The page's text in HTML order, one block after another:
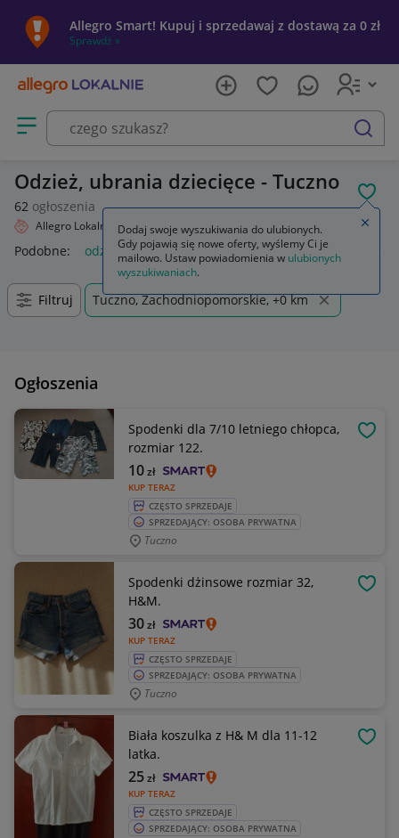
Allegro Smart! Kupuj i sprzedawaj z dostawą za 0 zł
Sprawdź »
Otwórz menu z kategoriami
szukaj
Odzież, ubrania dziecięce - Tuczno
62 ogłoszenia
Allegro Lokalnie Dziecko Odzież
Podobne: odzież odzież używana na kg odzież damska
Filtruj Tuczno, Zachodniopomorskie, +0 km
Ogłoszenia
Spodenki dla 7/10 letniego chłopca,
rozmiar 122.
KUP TERAZ
10zł
CZĘSTO SPRZEDAJE
SPRZEDAJĄCY: OSOBA PRYWATNA
Tuczno
Spodenki dżinsowe rozmiar 32,
H&M.
KUP TERAZ
30zł
CZĘSTO SPRZEDAJE
SPRZEDAJĄCY: OSOBA PRYWATNA
Tuczno
Biała koszulka z H& M dla 11-12
latka.
KUP TERAZ
25zł
CZĘSTO SPRZEDAJE
SPRZEDAJĄCY: OSOBA PRYWATNA
Dodaj swoje wyszukiwania do ulubionych.
Gdy pojawią się nowe oferty, wyślemy Ci je
mailowo. Ustaw powiadomienia w ulubionych
wyszukiwaniach.